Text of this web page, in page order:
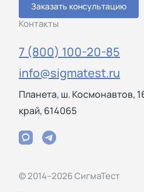
Заказать консультацию
Контакты
7 (800) 100-20-85
info@sigmatest.ru
Планета, ш. Космонавтов,
край, 614065
© 2014–2026 СигмаТест